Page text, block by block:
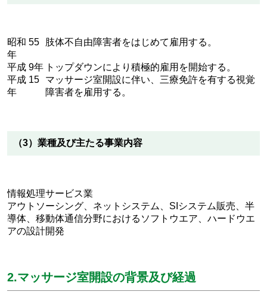
昭和 55
年
肢体不自由障害者をはじめて雇用する。
平成 9年 トップダウンにより積極的雇用を開始する。
平成 15
年
マッサージ室開設に伴い、三療免許を有する視覚
障害者を雇用する。
（3）業種及び主たる事業内容
情報処理サービス業
アウトソーシング、ネットシステム、SIシステム販売、半
導体、移動体通信分野におけるソフトウエア、ハードウエ
アの設計開発
2.マッサージ室開設の背景及び経過